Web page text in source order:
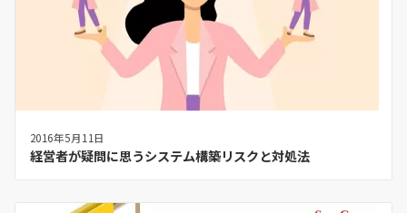
2016年5月11日
経営者が疑問に思うシステム構築リスクと対処法